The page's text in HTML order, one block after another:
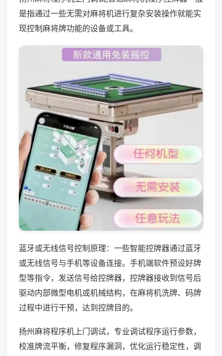
是指通过一些无需对麻将机进行复杂安装操作就能实
现控制麻将牌功能的设备或工具。
蓝牙或无线信号控制原理：一些智能控牌器通过蓝牙
或无线信号与手机等设备连接。手机端软件预设好牌
型等指令，发送信号给控牌器，控牌器接收到信号后
驱动内部微型电机或机械结构，在麻将机洗牌、码牌
过程中进行干预，达到控牌目的。
扬州麻将程序机上门调试，专业调试程序运行参数，
校准牌流平衡，修复程序漏洞，优化运行稳定性，调